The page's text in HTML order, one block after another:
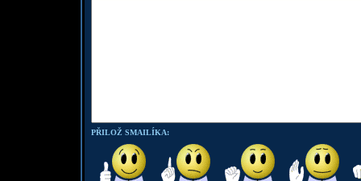
PŘILOŽ SMAILÍKA: